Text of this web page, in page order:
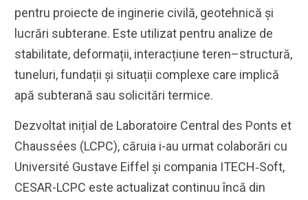
pentru proiecte de inginerie civilă, geotehnică și
lucrări subterane. Este utilizat pentru analize de
stabilitate, deformații, interacțiune teren–structură,
tuneluri, fundații și situații complexe care implică
apă subterană sau solicitări termice.
Dezvoltat inițial de Laboratoire Central des Ponts et
Chaussées (LCPC), căruia i-au urmat colaborări cu
Université Gustave Eiffel şi compania ITECH‑Soft,
CESAR-LCPC este actualizat continuu încă din